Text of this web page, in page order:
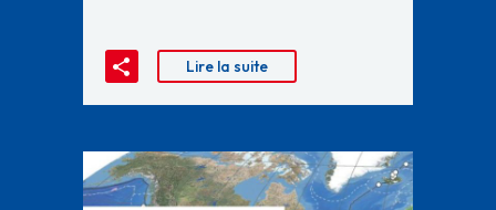
Lire la suite